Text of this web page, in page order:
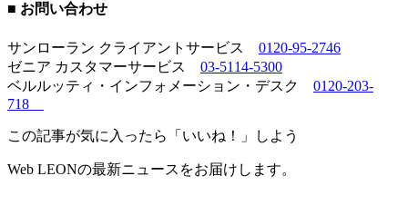
■ お問い合わせ
サンローラン クライアントサービス 0120-95-2746
ゼニア カスタマーサービス 03-5114-5300
ベルルッティ・インフォメーション・デスク 0120-203-
718
この記事が気に入ったら「いいね！」しよう
Web LEONの最新ニュースをお届けします。